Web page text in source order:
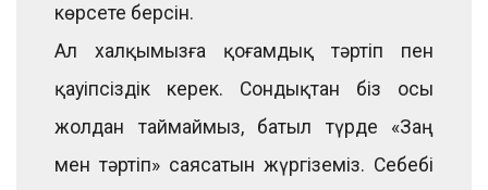
көрсете берсін.
Ал халқымызға қоғамдық тәртіп пен
қауіпсіздік керек. Сондықтан біз осы
жолдан таймаймыз, батыл түрде «Заң
мен тәртіп» саясатын жүргіземіз. Себебі